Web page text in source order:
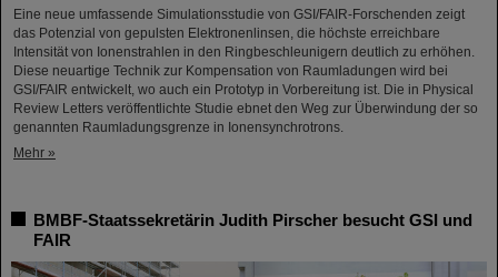
Eine neue umfassende Simulationsstudie von GSI/FAIR-Forschenden zeigt
das Potenzial von gepulsten Elektronenlinsen, die höchste erreichbare
Intensität von Ionenstrahlen in den Ringbeschleunigern deutlich zu erhöhen.
Diese neuartige Technik zur Kompensation von Raumladungen wird bei
GSI/FAIR entwickelt, wo auch ein Prototyp in Vorbereitung ist. Die in Physical
Review Letters veröffentlichte Studie ebnet den Weg zur Überwindung der so
genannten Raumladungsgrenze in Ionensynchrotrons.
Mehr »
BMBF-Staatssekretärin Judith Pirscher besucht GSI und
FAIR